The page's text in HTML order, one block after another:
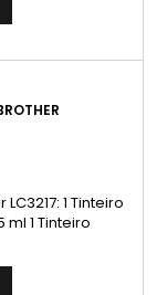
1 Tinteiro
ml 1 Tinteiro
Compatível
com Brother